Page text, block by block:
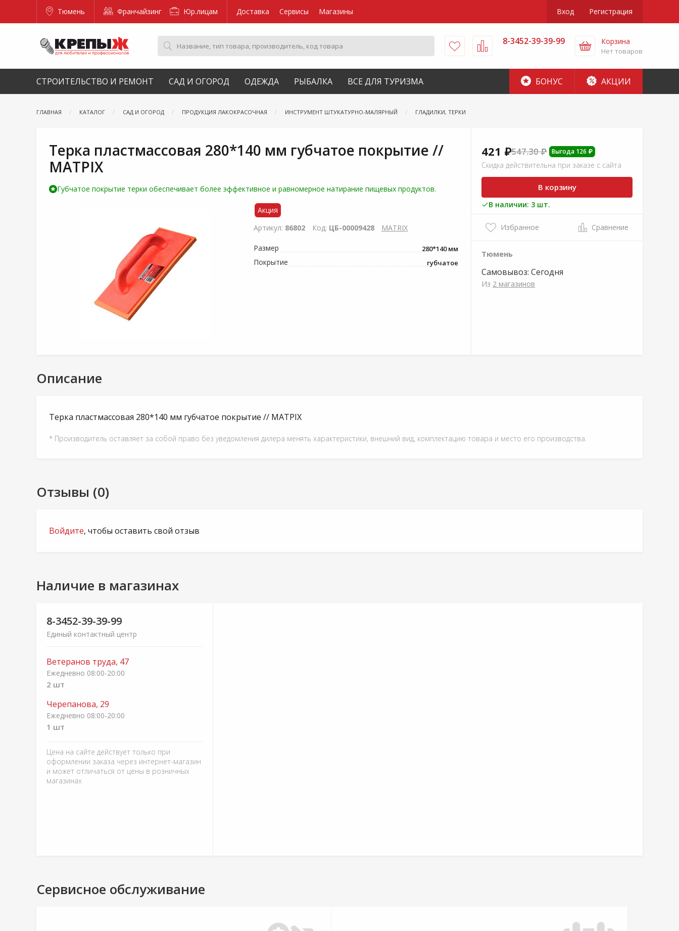
Тюмень Франчайзинг Юр.лицам Доставка Сервисы Магазины Вход Регистрация
8-3452-39-39-99 Корзина
Нет товаров
СТРОИТЕЛЬСТВО И РЕМОНТ САД И ОГОРОД ОДЕЖДА РЫБАЛКА ВСЕ ДЛЯ ТУРИЗМА БОНУС АКЦИИ
ГЛАВНАЯ КАТАЛОГ САД И ОГОРОД ПРОДУКЦИЯ ЛАКОКРАСОЧНАЯ ИНСТРУМЕНТ ШТУКАТУРНО-МАЛЯРНЫЙ ГЛАДИЛКИ, ТЕРКИ
Терка пластмассовая 280*140 мм губчатое покрытие //
МАТРIХ
Губчатое покрытие терки обеспечивает более эффективное и равномерное натирание пищевых продуктов.
Акция
Артикул: 86802 Код: ЦБ-00009428 MATRIX
Размер 280*140 мм
Покрытие губчатое
421 ₽547.30 ₽ Выгода 126 ₽
Скидка действительна при заказе с сайта
В корзину
В наличии: 3 шт.
Избранное Сравнение
Тюмень
Самовывоз: Сегодня
Из 2 магазинов
Описание
Терка пластмассовая 280*140 мм губчатое покрытие // МАТРIХ
* Производитель оставляет за собой право без уведомления дилера менять характеристики, внешний вид, комплектацию товара и место его производства.
Отзывы (0)
Войдите, чтобы оставить свой отзыв
Наличие в магазинах
8-3452-39-39-99
Единый контактный центр
Ветеранов труда, 47
Ежедневно 08:00-20:00
2 шт
Черепанова, 29
Ежедневно 08:00-20:00
1 шт
Цена на сайте действует только при
оформлении заказа через интернет-магазин
и может отличаться от цены в розничных
магазинах
Сервисное обслуживание